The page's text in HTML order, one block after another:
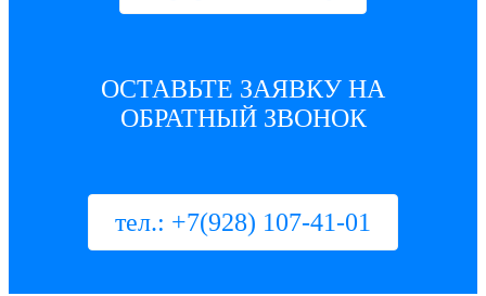
ОСТАВЬТЕ ЗАЯВКУ НА
ОБРАТНЫЙ ЗВОНОК
тел.: +7(928) 107-41-01